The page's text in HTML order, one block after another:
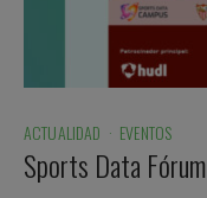
ACTUALIDAD · EVENTOS
Sports Data Fórum